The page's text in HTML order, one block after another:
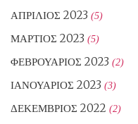
ΑΠΡΊΛΙΟΣ 2023 (5)
ΜΆΡΤΙΟΣ 2023 (5)
ΦΕΒΡΟΥΆΡΙΟΣ 2023 (2)
ΙΑΝΟΥΆΡΙΟΣ 2023 (3)
ΔΕΚΈΜΒΡΙΟΣ 2022 (2)